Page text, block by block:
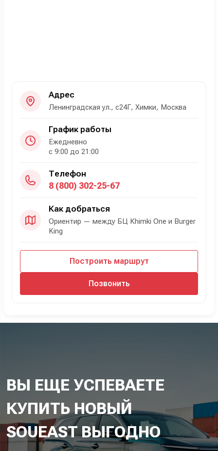
Адрес
Ленинградская ул., с24Г, Химки, Москва
График работы
Ежедневно
с 9:00 до 21:00
Телефон
8 (800) 302-25-67
Как добраться
Ориентир — между БЦ Khimki One и Burger
King
Построить маршрут
Позвонить
ВЫ ЕЩЕ УСПЕВАЕТЕ
КУПИТЬ НОВЫЙ
SOUEAST ВЫГОДНО